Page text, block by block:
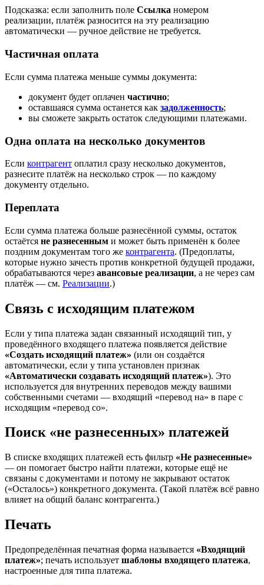
Подсказка: если заполнить поле Ссылка номером
реализации, платёж разносится на эту реализацию
автоматически — ручное действие не требуется.
Частичная оплата
Если сумма платежа меньше суммы документа:
документ будет оплачен частично;
оставшаяся сумма останется как задолженность;
вы сможете закрыть остаток следующими платежами.
Одна оплата на несколько документов
Если контрагент оплатил сразу несколько документов,
разнесите платёж на несколько строк — по каждому
документу отдельно.
Переплата
Если сумма платежа больше разнесённой суммы, остаток
остаётся не разнесенным и может быть применён к более
поздним документам того же контрагента. (Предоплаты,
которые нужно зачесть против конкретной будущей продажи,
обрабатываются через авансовые реализации, а не через сам
платёж — см. Реализации.)
Связь с исходящим платежом
Если у типа платежа задан связанный исходящий тип, у
проведённого входящего платежа появляется действие
«Создать исходящий платеж» (или он создаётся
автоматически, если у типа установлен признак
«Автоматически создавать исходящий платеж»). Это
используется для внутренних переводов между вашими
собственными счетами — входящий «перевод на» в паре с
исходящим «перевод со».
Поиск «не разнесенных» платежей
В списке входящих платежей есть фильтр «Не разнесенные»
— он помогает быстро найти платежи, которые ещё не
связаны с документами и потому не закрывают остаток
(«Осталось») конкретного документа. (Такой платёж всё равно
влияет на общий баланс контрагента.)
Печать
Предопределённая печатная форма называется «Входящий
платеж»; печать использует шаблоны входящего платежа,
настроенные для типа платежа.